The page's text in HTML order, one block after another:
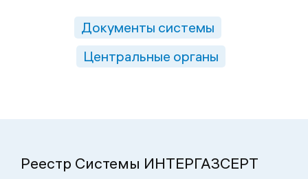
Документы системы
Центральные органы
Реестр Системы ИНТЕРГАЗСЕРТ